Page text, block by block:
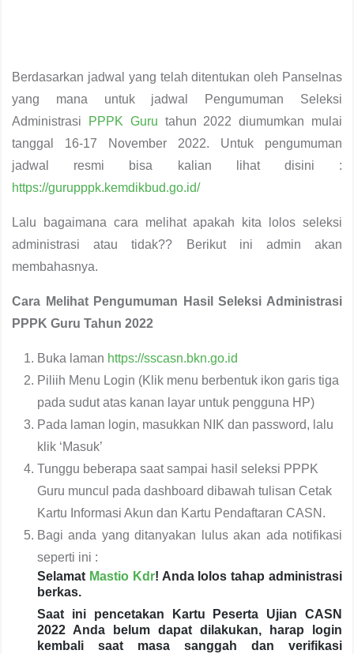
Berdasarkan jadwal yang telah ditentukan oleh Panselnas
yang mana untuk jadwal Pengumuman Seleksi
Administrasi
PPPK Guru tahun 2022 diumumkan mulai
tanggal 16-17 November 2022. Untuk pengumuman
jadwal resmi bisa kalian lihat disini :
https://gurupppk.kemdikbud.go.id/
Lalu bagaimana cara melihat apakah kita lolos seleksi
administrasi atau tidak?? Berikut ini admin akan
membahasnya.
Cara Melihat Pengumuman Hasil Seleksi Administrasi
PPPK Guru Tahun 2022
Buka laman https://sscasn.bkn.go.id
Piliih Menu Login (Klik menu berbentuk ikon garis tiga
pada sudut atas kanan layar untuk pengguna HP)
Pada laman login, masukkan NIK dan password, lalu
klik ‘Masuk’
Tunggu beberapa saat sampai hasil seleksi PPPK
Guru muncul pada dashboard dibawah tulisan Cetak
Kartu Informasi Akun dan Kartu Pendaftaran CASN.
Bagi anda yang ditanyakan lulus akan ada notifikasi
seperti ini :
Selamat Mastio Kdr! Anda lolos tahap administrasi
berkas.
Saat ini pencetakan Kartu Peserta Ujian CASN
2022 Anda belum dapat dilakukan, harap login
kembali saat masa sanggah dan verifikasi